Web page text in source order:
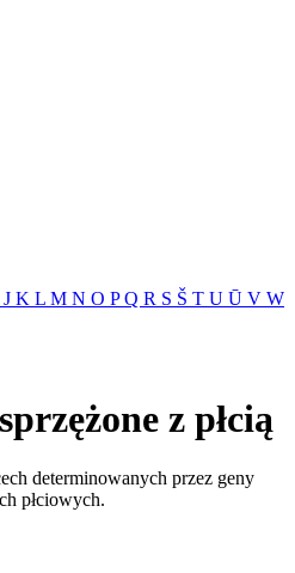
J K L M N O PQ R S Š T U Ū V W
z płcią
determinowanych przez geny
płciowych.